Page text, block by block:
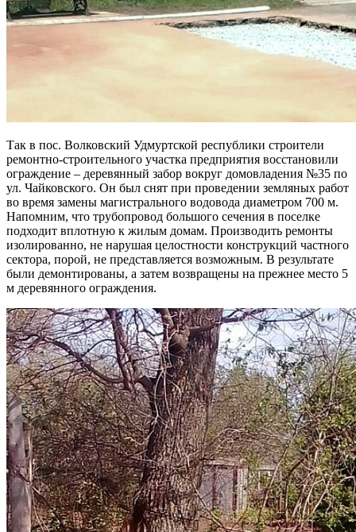
Так в пос. Волковский Удмуртской республики строители
ремонтно-строительного участка предприятия восстановили
ограждение – деревянный забор вокруг домовладения №35 по
ул. Чайковского. Он был снят при проведении земляных работ
во время замены магистрального водовода диаметром 700 м.
Напомним, что трубопровод большого сечения в поселке
подходит вплотную к жилым домам. Производить ремонты
изолированно, не нарушая целостности конструкций частного
сектора, порой, не представляется возможным. В результате
были демонтированы, а затем возвращены на прежнее место 5
м деревянного ограждения.